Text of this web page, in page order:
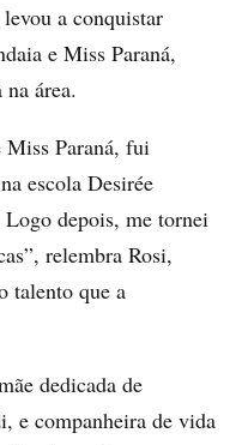
a conquistar
e Miss Paraná,
área.
Miss Paraná, fui
escola Desirée
Logo depois, me tornei
relembra Rosi,
talento que a
dedicada de
e companheira de vida